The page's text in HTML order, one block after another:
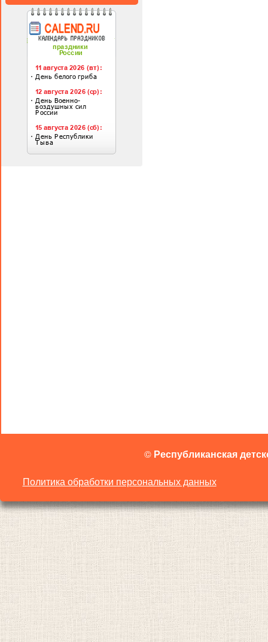
© Республиканская
Политика обработки персональных данных